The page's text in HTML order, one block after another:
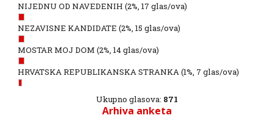
NIJEDNU OD NAVEDENIH (2%, 17 glas/ova)
NEZAVISNE KANDIDATE (2%, 15 glas/ova)
MOSTAR MOJ DOM (2%, 14 glas/ova)
HRVATSKA REPUBLIKANSKA STRANKA(1%, 7 glas/ova)
Ukupno glasova: 871
Arhiva anketa